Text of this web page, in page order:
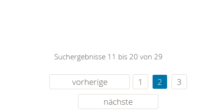
Suchergebnisse 11 bis 20 von 29
vorherige 1 2
3
nächste